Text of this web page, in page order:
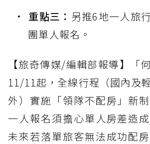
重點三： 另推6地一人旅
團單人報名。
【旅奇傳媒/編輯部報導】「
11/11起，全線行程（國內及
外）實施「領隊不配房」新
一人報名須擔心單人房差造
未來若落單旅客無法成功配